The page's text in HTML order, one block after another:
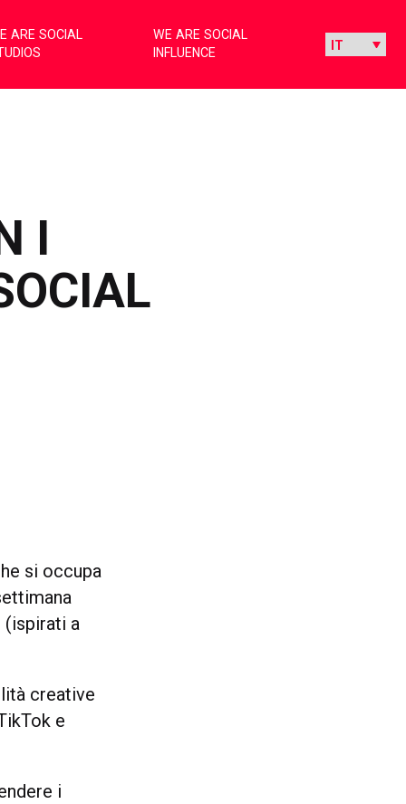
ARE SOCIAL
WE ARE SOCIAL
INFLUENCE
I
si occupa
(ispirati a
creative
e
i